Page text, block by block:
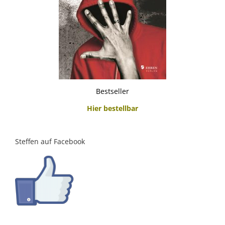
Bestseller
Hier bestellbar
Steffen auf Facebook